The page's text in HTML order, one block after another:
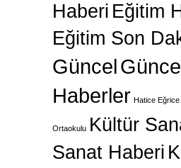
Haberi Eğitim
Eğitim Son
GüncelGüncel
Haberler Hatice Eğrice
Ortaokulu Kültür
Sanat Haberi